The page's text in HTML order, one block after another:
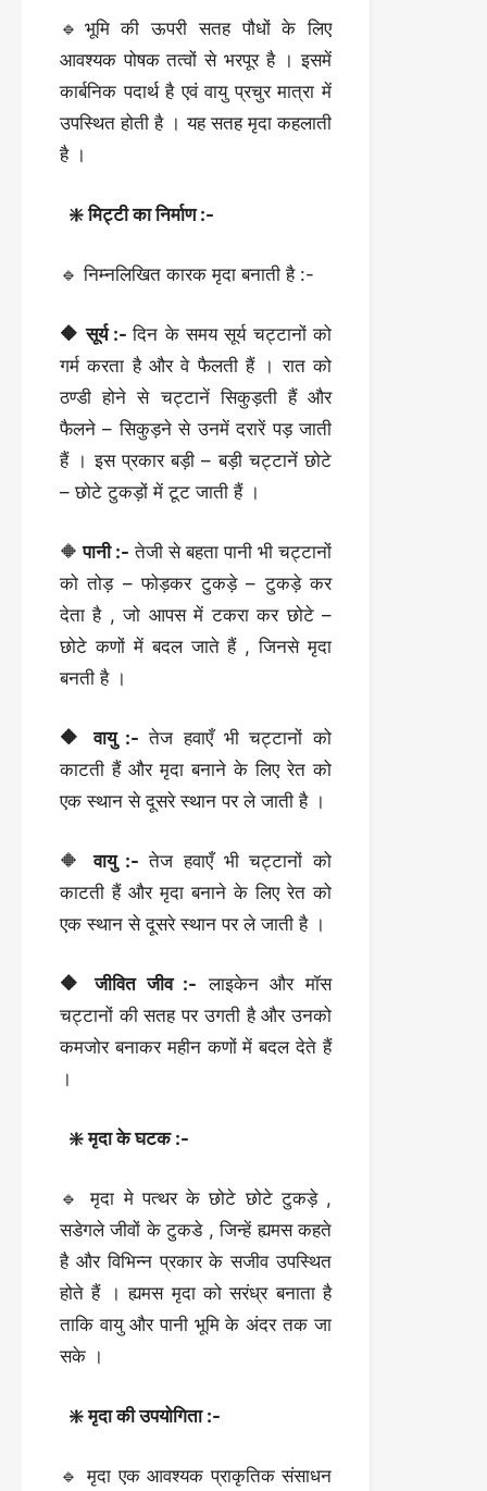
🔹भूमि की ऊपरी सतह पौधों के लिए
आवश्यक पोषक तत्वों से भरपूर है । इसमें
कार्बनिक पदार्थ है एवं वायु प्रचुर मात्रा में
उपस्थित होती है । यह सतह मृदा कहलाती
है ।
❇️ मिट्टी का निर्माण :-
🔹 निम्नलिखित कारक मृदा बनाती है :-
🔶 सूर्य :-दिन के समय सूर्य चट्टानों को
गर्म करता है और वे फैलती हैं । रात को
ठण्डी होने से चट्टानें सिकुड़ती हैं और
फैलने – सिकुड़ने से उनमें दरारें पड़ जाती
हैं । इस प्रकार बड़ी – बड़ी चट्टानें छोटे
– छोटे टुकड़ों में टूट जाती हैं ।
🔶 पानी :- तेजी से बहता पानी भी चट्टानों
को तोड़ – फोड़कर टुकड़े – टुकड़े कर
देता है , जो आपस में टकरा कर छोटे –
छोटे कणों में बदल जाते हैं , जिनसे मृदा
बनती है ।
🔶 वायु :-तेज हवाएँ भी चट्टानों को
काटती हैं और मृदा बनाने के लिए रेत को
एक स्थान से दूसरे स्थान पर ले जाती है ।
🔶 वायु :-तेज हवाएँ भी चट्टानों को
काटती हैं और मृदा बनाने के लिए रेत को
एक स्थान से दूसरे स्थान पर ले जाती है ।
🔶 जीवित जीव :- लाइकेन और मॉस
चट्टानों की सतह पर उगती है और उनको
कमजोर बनाकर महीन कणों में बदल देते हैं
।
❇️ मृदा के घटक :-
🔹 मृदा मे पत्थर के छोटे छोटे टुकड़े ,
सडेगले जीवों के टुकडे , जिन्हें ह्यमस कहते
है और विभिन्न प्रकार के सजीव उपस्थित
होते हैं । ह्यमस मृदा को सरंध्र बनाता है
ताकि वायु और पानी भूमि के अंदर तक जा
सके ।
❇️ मृदा की उपयोगिता :-
🔹 मृदा एक आवश्यक प्राकृतिक संसाधन